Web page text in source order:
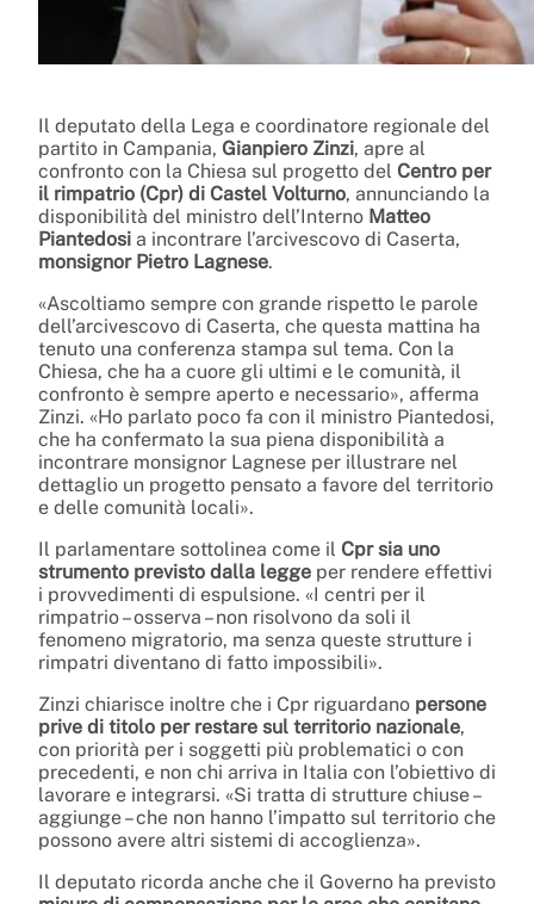
Il deputato della Lega e coordinatore regionale del
partito in Campania, Gianpiero Zinzi, apre al
confronto con la Chiesa sul progetto del Centro per
il rimpatrio (Cpr) di Castel Volturno, annunciando la
disponibilità del ministro dell’Interno Matteo
Piantedosi a incontrare l’arcivescovo di Caserta,
monsignor Pietro Lagnese.
«Ascoltiamo sempre con grande rispetto le parole
dell’arcivescovo di Caserta, che questa mattina ha
tenuto una conferenza stampa sul tema. Con la
Chiesa, che ha a cuore gli ultimi e le comunità, il
confronto è sempre aperto e necessario», afferma
Zinzi. «Ho parlato poco fa con il ministro Piantedosi,
che ha confermato la sua piena disponibilità a
incontrare monsignor Lagnese per illustrare nel
dettaglio un progetto pensato a favore del territorio
e delle comunità locali».
Il parlamentare sottolinea come il Cpr sia uno
strumento previsto dalla legge per rendere effettivi
i provvedimenti di espulsione. «I centri per il
rimpatrio – osserva – non risolvono da soli il
fenomeno migratorio, ma senza queste strutture i
rimpatri diventano di fatto impossibili».
Zinzi chiarisce inoltre che i Cpr riguardano persone
prive di titolo per restare sul territorio nazionale,
con priorità per i soggetti più problematici o con
precedenti, e non chi arriva in Italia con l’obiettivo di
lavorare e integrarsi. «Si tratta di strutture chiuse –
aggiunge – che non hanno l’impatto sul territorio che
possono avere altri sistemi di accoglienza».
Il deputato ricorda anche che il Governo ha previsto